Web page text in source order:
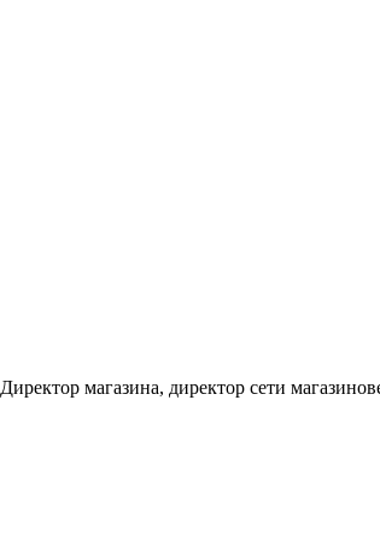
Директор магазина, директор сети магазинов